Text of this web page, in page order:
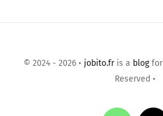
© 2024 - 2026 • jobito.fris a blogfor
Reserved •